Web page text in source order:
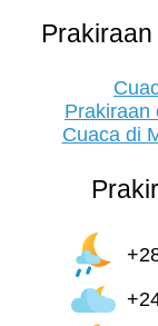
Prakiraan
Cuaca di